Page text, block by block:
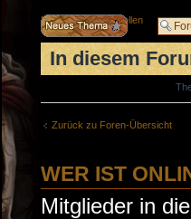
Neues Thema erstellen
In diesem
Zurück zu Foren-Übersicht
WER IST
Mitglieder in